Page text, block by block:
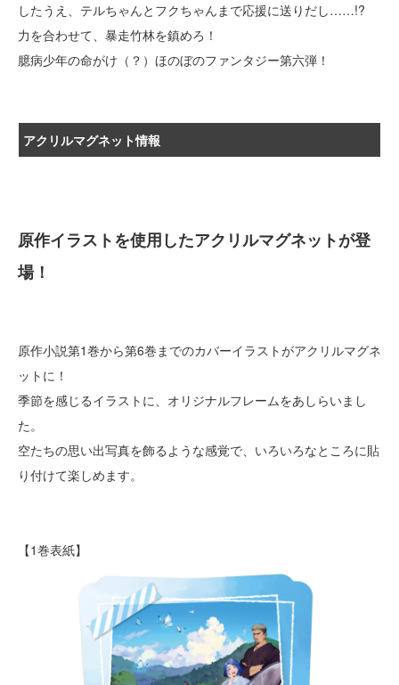
したうえ、テルちゃんとフクちゃんまで応援に送りだし……!?
力を合わせて、暴走竹林を鎮めろ！
臆病少年の命がけ（？）ほのぼのファンタジー第六弾！
アクリルマグネット情報
原作イラストを使用したアクリルマグネットが登
場！
原作小説第1巻から第6巻までのカバーイラストがアクリルマグネ
ットに！
季節を感じるイラストに、オリジナルフレームをあしらいまし
た。
空たちの思い出写真を飾るような感覚で、いろいろなところに貼
り付けて楽しめます。
【1巻表紙】